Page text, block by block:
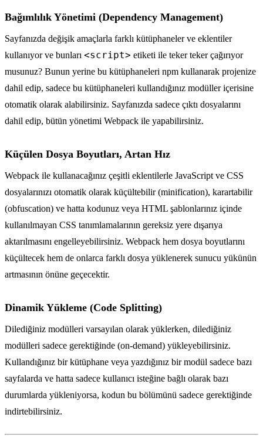
Bağımlılık Yönetimi (Dependency Management)
Sayfanızda değişik amaçlarla farklı kütüphaneler ve eklentiler
kullanıyor ve bunları <script> etiketi ile teker teker çağırıyor
musunuz? Bunun yerine bu kütüphaneleri npm kullanarak projenize
dahil edip, sadece bu kütüphaneleri kullandığınız modüller içerisine
otomatik olarak alabilirsiniz. Sayfanızda sadece çıktı dosyalarını
dahil edip, bütün yönetimi Webpack ile yapabilirsiniz.
Küçülen Dosya Boyutları, Artan Hız
Webpack ile kullanacağınız çeşitli eklentilerle JavaScript ve CSS
dosyalarınızı otomatik olarak küçültebilir (minification), karartabilir
(obfuscation) ve hatta kodunuz veya HTML şablonlarınız içinde
kullanılmayan CSS tanımlamalarının gereksiz yere dışarıya
aktarılmasını engelleyebilirsiniz. Webpack hem dosya boyutlarını
küçültecek hem de onlarca farklı dosya yüklenerek sunucu yükünün
artmasının önüne geçecektir.
Dinamik Yükleme (Code Splitting)
Dilediğiniz modülleri varsayılan olarak yüklerken, dilediğiniz
modülleri sadece gerektiğinde (on-demand) yükleyebilirsiniz.
Kullandığınız bir kütüphane veya yazdığınız bir modül sadece bazı
sayfalarda ve hatta sadece kullanıcı isteğine bağlı olarak bazı
durumlarda yükleniyorsa, kodun bu bölümünü sadece gerektiğinde
indirtebilirsiniz.